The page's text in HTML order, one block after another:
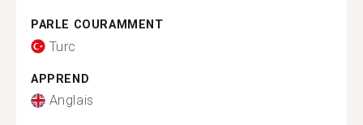
PARLE COURAMMENT
Turc
APPREND
Anglais